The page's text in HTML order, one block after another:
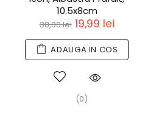
10.5x8cm
38,00 lei 19,99 lei
ADAUGA IN COS
(0)